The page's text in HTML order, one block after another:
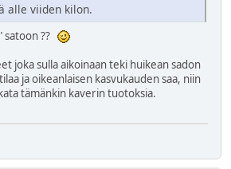
alle viiden kilon.
satoon ??
joka sulla aikoinaan teki huikean sadon
ja oikeanlaisen kasvukauden saa, niin
tämänkin kaverin tuotoksia.